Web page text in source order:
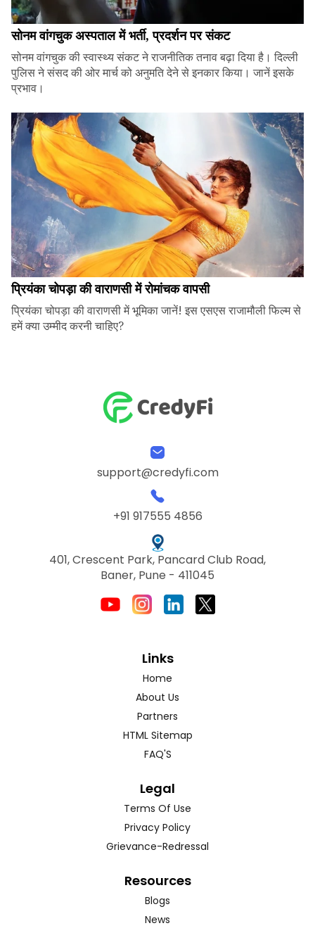
सोनम वांगचुक अस्पताल में भर्ती, प्रदर्शन पर संकट
सोनम वांगचुक की स्वास्थ्य संकट ने राजनीतिक तनाव बढ़ा दिया है। दिल्ली
पुलिस ने संसद की ओर मार्च को अनुमति देने से इनकार किया। जानें इसके
प्रभाव।
प्रियंका चोपड़ा की वाराणसी में रोमांचक वापसी
प्रियंका चोपड़ा की वाराणसी में भूमिका जानें! इस एसएस राजामौली फिल्म से
हमें क्या उम्मीद करनी चाहिए?
support@credyfi.com
+91 917555 4856
401, Crescent Park, Pancard Club Road,
Baner, Pune - 411045
Links
Home
About Us
Partners
HTML Sitemap
FAQ'S
Legal
Terms Of Use
Privacy Policy
Grievance-Redressal
Resources
Blogs
News